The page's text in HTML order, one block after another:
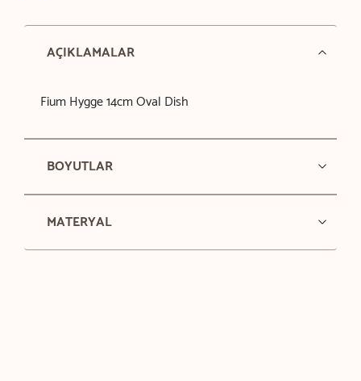
AÇIKLAMALAR
Fium Hygge 14cm Oval Dish
BOYUTLAR
MATERYAL